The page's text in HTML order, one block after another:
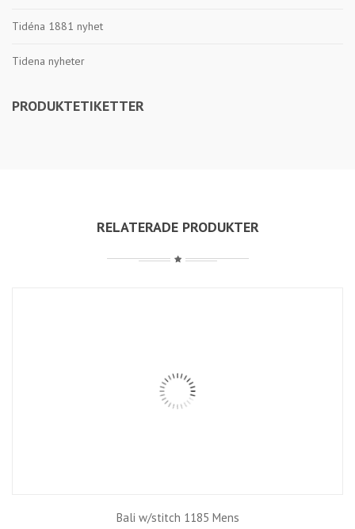
Tidéna 1881 nyhet
Tidena nyheter
PRODUKTETIKETTER
RELATERADE PRODUKTER
Bali w/stitch 1185 Mens